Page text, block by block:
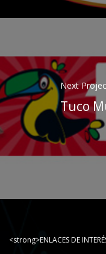
Next
Tuco
<strong>ENLACES DE